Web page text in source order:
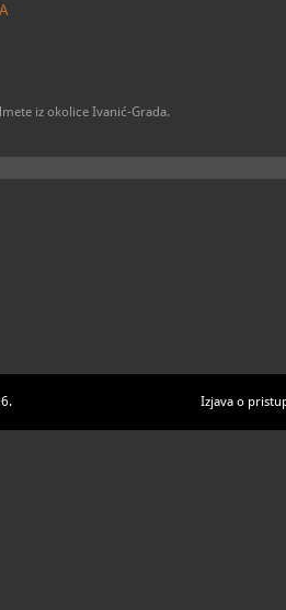
iz okolice Ivanić-Grada.
Izjava o